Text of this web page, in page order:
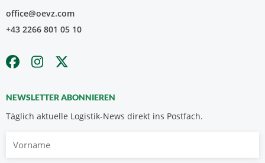
office@oevz.com
+43 2266 801 05 10
NEWSLETTER ABONNIEREN
Täglich aktuelle Logistik-News direkt ins Postfach.